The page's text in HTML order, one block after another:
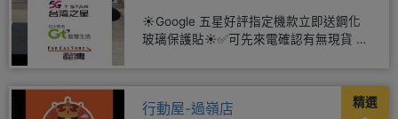
☀️Google 五星好評指定機款立即送鋼化
玻璃保護貼☀️✅可先來電確認有無現貨 ☎️
精選
行動屋-過嶺店